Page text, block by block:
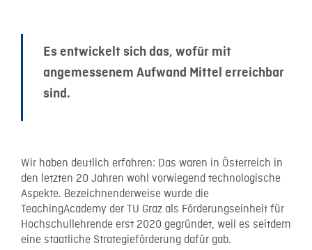
Es entwickelt sich das, wofür mit
angemessenem Aufwand Mittel erreichbar
sind.
Wir haben deutlich erfahren: Das waren in Österreich in
den letzten 20 Jahren wohl vorwiegend technologische
Aspekte. Bezeichnenderweise wurde die
TeachingAcademy der TU Graz als Förderungseinheit für
Hochschullehrende erst 2020 gegründet, weil es seitdem
eine staatliche Strategieförderung dafür gab.